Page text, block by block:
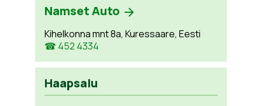
Namset Auto
Kihelkonna mnt 8a, Kuressaare, Eesti
☎ 452 4334
Haapsalu